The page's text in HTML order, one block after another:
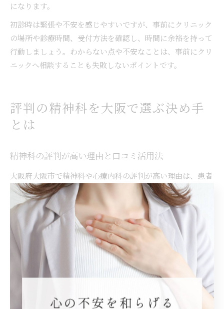
になります。
初診時は緊張や不安を感じやすいですが、事前にクリニック
の場所や診療時間、受付方法を確認し、時間に余裕を持って
行動しましょう。わからない点や不安なことは、事前にクリ
ニックへ相談することも失敗しないポイントです。
評判の精神科を大阪で選ぶ決め手
とは
精神科の評判が高い理由と口コミ活用法
大阪府大阪市で精神科や心療内科の評判が高い理由は、患者
一人ひとりに寄り添った診療方針や、うつ病・パニック障
害・適応障害といった多様な疾患への専門的な治療体制が整
っている点にあります。特にクリニックごとに診療時間や初
診予約の取りやすさ、スタッフの対応力などが口コミで評価
されやすく、実際に受診した患者の体験談は信頼できる情報
源となります。
口コミを活用する際は、ネット予約のしやすさや当日初診の
可否、診療内容の詳細など具体的なポイントをチェックしま
しょう。口コミサイトやSNSでは「大阪 精神科 ネット予